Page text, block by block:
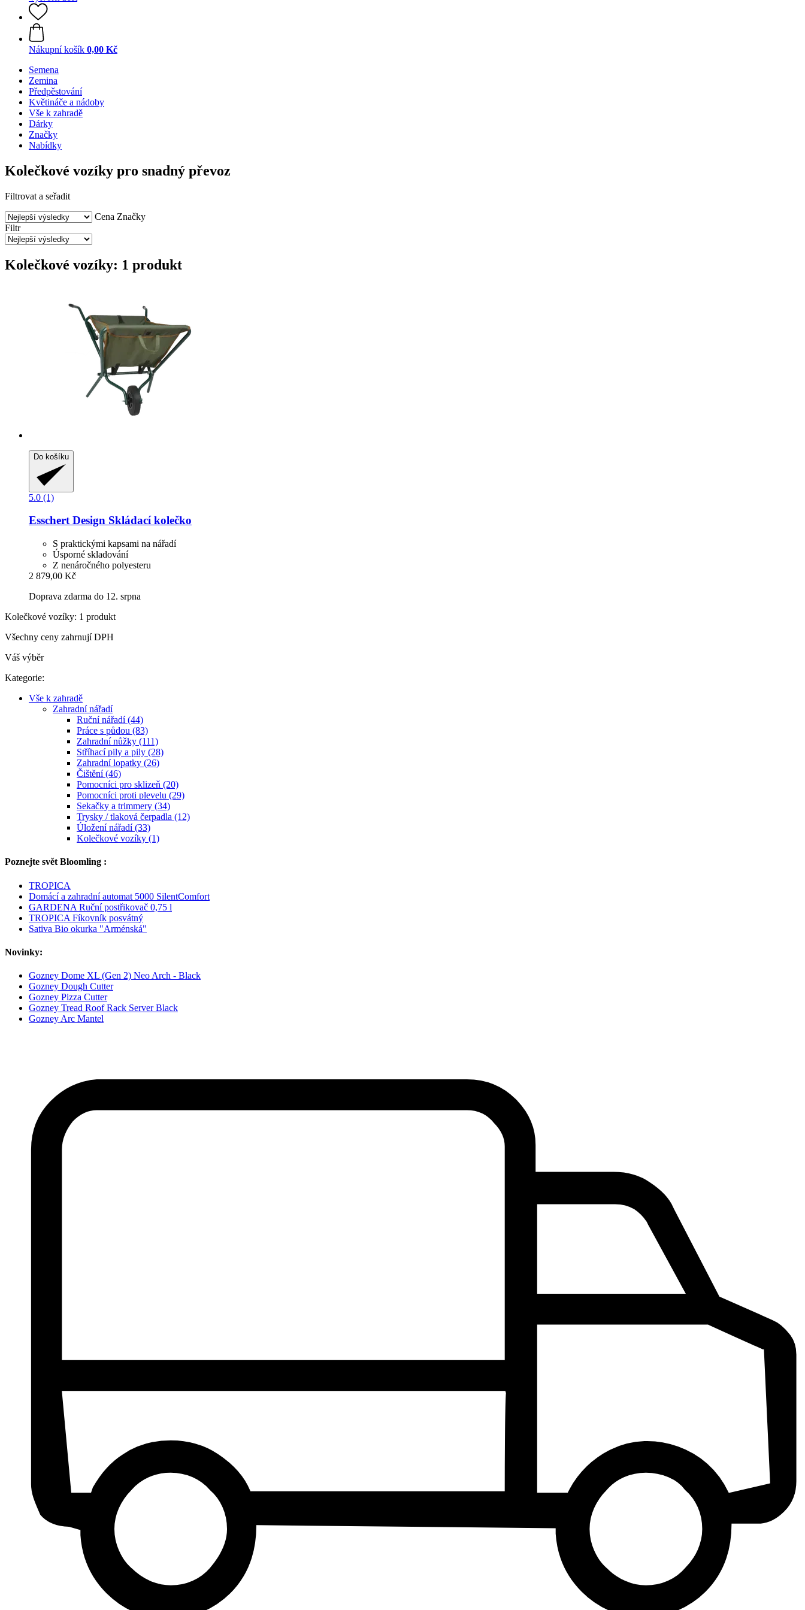
Nákupní košík 0,00 Kč
Semena
Zemina
Předpěstování
Květináče a nádoby
Vše k zahradě
Dárky
Značky
Nabídky
Kolečkové vozíky pro snadný převoz
Filtrovat a seřadit
Cena Značky
Filtr
Kolečkové vozíky: 1 produkt
Do košíku
5.0 (1)
Esschert Design Skládací kolečko
S praktickými kapsami na nářadí
Úsporné skladování
Z nenáročného polyesteru
2 879,00 Kč
Doprava zdarma do 12. srpna
Kolečkové vozíky: 1 produkt
Všechny ceny zahrnují DPH
Váš výběr
Kategorie:
Vše k zahradě
Zahradní nářadí
Ruční nářadí (44)
Práce s půdou (83)
Zahradní nůžky (111)
Stříhací pily a pily (28)
Zahradní lopatky (26)
Čištění (46)
Pomocníci pro sklizeň (20)
Pomocníci proti plevelu (29)
Sekačky a trimmery (34)
Trysky / tlaková čerpadla (12)
Úložení nářadí (33)
Kolečkové vozíky (1)
Poznejte svět Bloomling :
TROPICA
Domácí a zahradní automat 5000 SilentComfort
GARDENA Ruční postřikovač 0,75 l
TROPICA Fíkovník posvátný
Sativa Bio okurka "Arménská"
Novinky:
Gozney Dome XL (Gen 2) Neo Arch - Black
Gozney Dough Cutter
Gozney Pizza Cutter
Gozney Tread Roof Rack Server Black
Gozney Arc Mantel